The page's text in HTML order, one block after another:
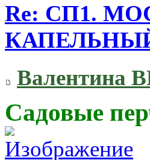
Re: СП1.
Валентина
Садовые